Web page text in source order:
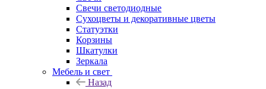
Свечи светодиодные
Сухоцветы и декоративные цветы
Статуэтки
Корзины
Шкатулки
Зеркала
Мебель и свет
Назад